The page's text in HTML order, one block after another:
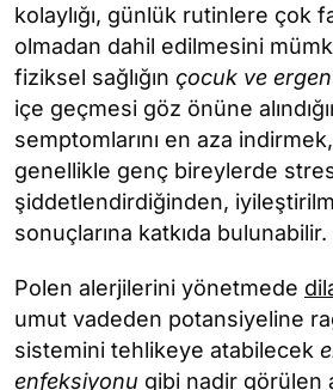
kolaylığı, günlük rutinlere çok
olmadan dahil edilmesini
fiziksel sağlığın çocuk ve
içe geçmesi göz önüne
semptomlarını en aza
genellikle genç bireylerde
şiddetlendirdiğinden,
sonuçlarına katkıda bulunabilir.
Polen alerjilerini yönetmede
umut vadeden potansiyeline
sistemini tehlikeye atabilecek
enfeksiyonu gibi nadir görülen